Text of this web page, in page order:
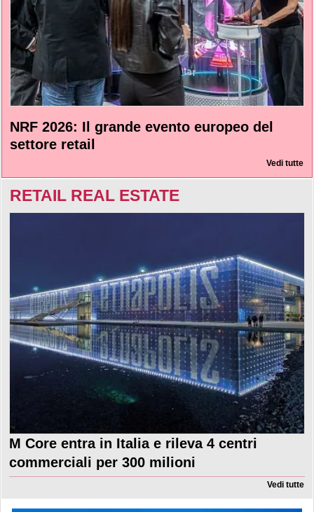
NRF 2026: Il grande evento europeo del
settore retail
Vedi tutte
RETAIL REAL ESTATE
M Core entra in Italia e rileva 4 centri
commerciali per 300 milioni
Vedi tutte